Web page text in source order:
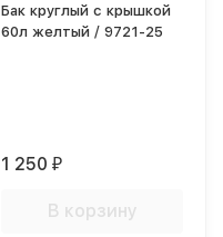
Бак круглый с крышкой
60л желтый / 9721-25
1 250₽
В корзину